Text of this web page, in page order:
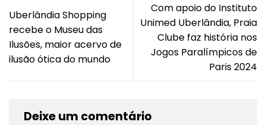
Uberlândia Shopping
recebe o Museu das
Ilusões, maior acervo de
ilusão ótica do mundo
Com apoio do Instituto
Unimed Uberlândia, Praia
Clube faz história nos
Jogos Paralímpicos de
Paris 2024
Deixe um comentário